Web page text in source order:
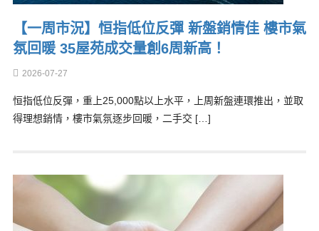
【一周市況】恒指低位反彈 新盤銷情佳 樓市氣
氛回暖 35屋苑成交量創6周新高！
2026-07-27
恒指低位反彈，重上25,000點以上水平，上周新盤連環推出，並取
得理想銷情，樓市氣氛逐步回暖，二手交 […]